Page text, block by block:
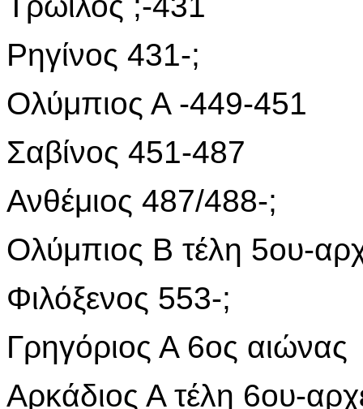
Ρηγίνος 431-;
Ολύμπιος Α -449-451
Σαβίνος 451-487
Ανθέμιος 487/488-;
Ολύμπιος Β τέλη 5ου-
Φιλόξενος 553-;
Γρηγόριος Α 6ος αιώνας
Αρκάδιος Α τέλη 6ου-